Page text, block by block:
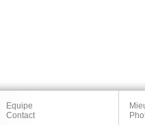
Equipe
Contact